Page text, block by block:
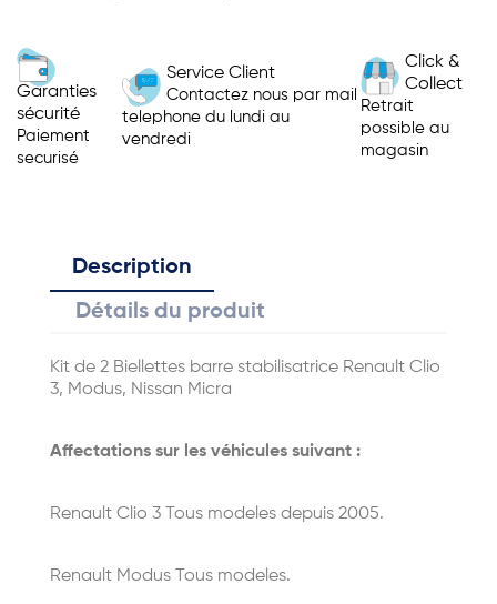
Garanties
sécurité
Paiement
securisé
Service Client
Contactez nous par mail
telephone du lundi au
vendredi
Click &
Collect
Retrait
possible au
magasin
Description
Détails du produit
Kit de 2 Biellettes barre stabilisatrice Renault Clio
3, Modus, Nissan Micra
Affectations sur les véhicules suivant :
Renault Clio 3 Tous modeles depuis 2005.
Renault Modus Tous modeles.